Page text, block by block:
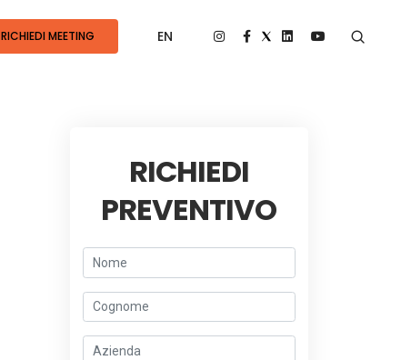
RICHIEDI MEETING EN
RICHIEDI
PREVENTIVO